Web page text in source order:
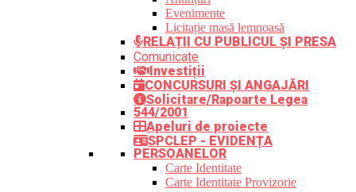
Evenimente
Licitație masă lemnoasă
RELAȚII CU PUBLICUL ȘI PRESA
Comunicate
Investiții
CONCURSURI ȘI ANGAJĂRI
Solicitare/Rapoarte Legea
544/2001
Apeluri de proiecte
SPCLEP - EVIDENȚA
PERSOANELOR
Carte Identitate
Carte Identitate Provizorie